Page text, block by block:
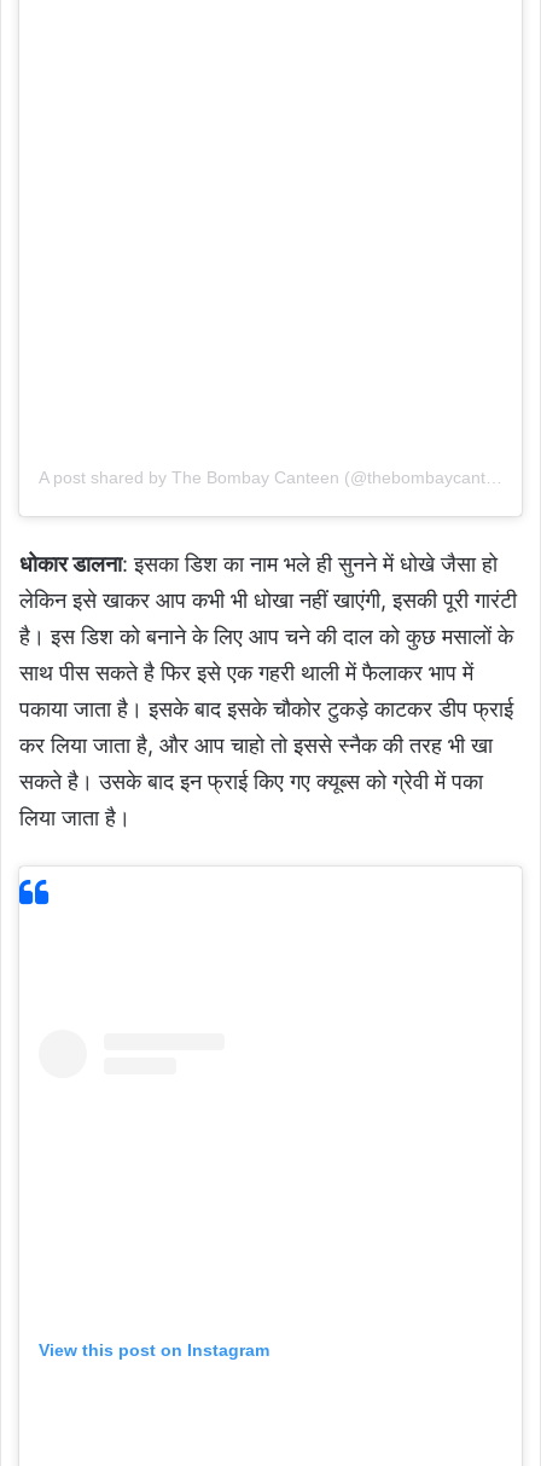
धोकार डालना: इसका डिश का नाम भले ही सुनने में धोखे जैसा हो
लेकिन इसे खाकर आप कभी भी धोखा नहीं खाएंगी, इसकी पूरी गारंटी
है। इस डिश को बनाने के लिए आप चने की दाल को कुछ मसालों के
साथ पीस सकते है फिर इसे एक गहरी थाली में फैलाकर भाप में
पकाया जाता है। इसके बाद इसके चौकोर टुकड़े काटकर डीप फ्राई
कर लिया जाता है, और आप चाहो तो इससे स्नैक की तरह भी खा
सकते है। उसके बाद इन फ्राई किए गए क्यूब्स को ग्रेवी में पका
लिया जाता है।
View this post on Instagram